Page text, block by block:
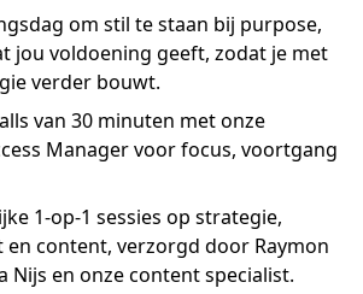
om stil te staan bij purpose,
jou voldoening geeft, zodat je met
verder bouwt.
van 30 minuten met onze
Manager voor focus, voortgang
1-op-1 sessies op strategie,
content, verzorgd door Raymon
Nijs en onze content specialist.